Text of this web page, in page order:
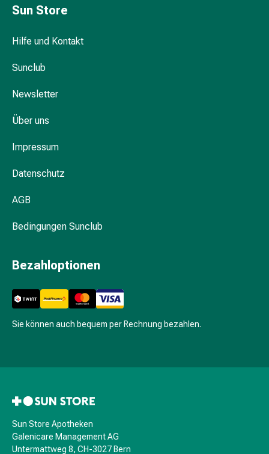
&
-
Haarstyling
Öle
Shampoos
Trockenshampoos
Schuppen
Binden
Intimpflegezubehör
für
den
Sun Store
Hilfe und Kontakt
Sunclub
Newsletter
Über uns
Impressum
Datenschutz
AGB
Bedingungen Sunclub
Bezahloptionen
Sie können auch bequem per Rechnung bezahlen.
Sun Store Apotheken
Galenicare Management AG
Untermattweg 8, CH-3027 Bern